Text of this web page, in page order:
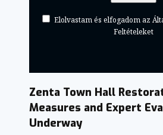
Elolvastam és elfogadom az
Feltételeket
Zenta Town Hall
Measures and Expert
Underway